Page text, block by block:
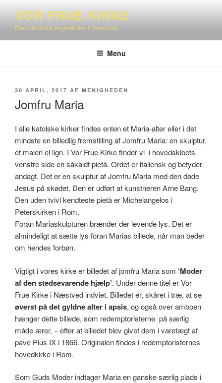
indhold
VOR FRUE KIRKE
Den katolske sognekirke i Næstved
Menu
UDGIVET
30 APRIL, 2017 AF MENIGHEDEN
Jomfru Maria
I alle katolske kirker findes enten et Maria-alter eller i det
mindste en billedlig fremstilling af Jomfru Maria: en skulptur,
et maleri el lign. I Vor Frue Kirke finder vi i hovedskibets
venstre side en såkaldt pietà. Ordet er italiensk og betyder
andagt. Det er en skulptur af Jomfru Maria med den døde
Jesus på skødet. Den er udført af kunstneren Arne Bang.
Den uden tvivl kendteste pietà er Michelangelos i
Peterskirken i Rom.
Foran Mariaskulpturen brænder der levende lys. Det er
almindeligt at sætte lys foran Marias billede, når man beder
om hendes forbøn.
Vigtigt i vores kirke er billedet af jomfru Maria som ‘Moder
af den stedsevarende hjælp’. Under denne titel er Vor
Frue Kirke i Næstved indviet. Billedet ér, skåret i træ, at se
øverst på det gyldne alter i apsis, og også over amboen
hænger dette billede, som redemptoristerne på særlig
måde ærer, – efter at billedet blev givet dem i varetægt af
pave Pius IX i 1866. Originalen findes i redemptoristernes
hovedkirke i Rom.
Som Guds Moder indtager Maria en ganske særlig plads i